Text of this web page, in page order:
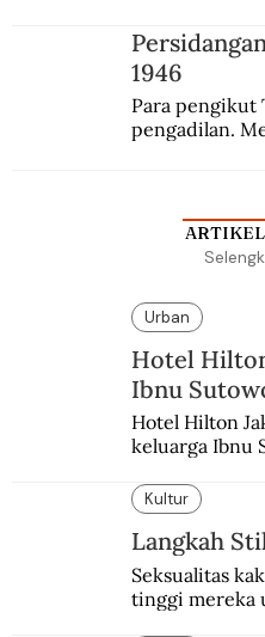
1946
Para pengikut
pengadilan.
Urban
Hotel
Ibnu
Hotel Hilton
keluarga Ibnu
pada malam
Kultur
Langkah
Seksualitas
tinggi mereka